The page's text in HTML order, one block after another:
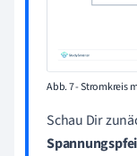
Abb. 7 - Stromkreis
Schau Dir